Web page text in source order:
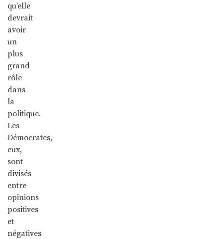
qu’elle
devrait
avoir
un
plus
grand
rôle
dans
la
politique.
Les
Démocrates,
eux,
sont
divisés
entre
opinions
positives
et
négatives